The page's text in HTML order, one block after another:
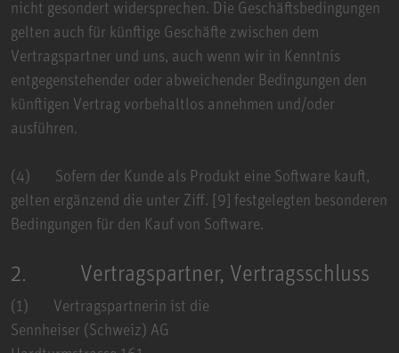
nicht gesondert widersprechen. Die Geschäftsbedingungen
gelten auch für künftige Geschäfte zwischen dem
Vertragspartner und uns, auch wenn wir in Kenntnis
entgegenstehender oder abweichender Bedingungen den
künftigen Vertrag vorbehaltlos annehmen und/oder
ausführen.
(4) Sofern der Kunde als Produkt eine Software kauft,
gelten ergänzend die unter Ziff. [9] festgelegten besonderen
Bedingungen für den Kauf von Software.
2. Vertragspartner, Vertragsschluss
(1) Vertragspartnerin ist die
Sennheiser (Schweiz) AG